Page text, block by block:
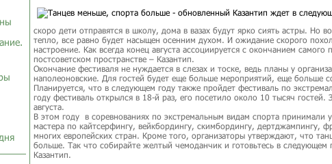
скоро дети отправятся в школу, дома в вазах будут ярко сиять астры. Но
тепло, все равно будет насыщен осенним духом. И ожидание скорого
настроение. Как всегда конец августа ассоциируется с окончанием самого
постсоветском пространстве – Казантип.
Окончание фестиваля не нуждается в слезах и тоске, ведь планы у
наполеоновские. Для гостей будет еще больше мероприятий, еще больше
Планируется, что в следующем году также пройдет фестиваль по
году фестиваль открылся в 18-й раз, его посетило около 10 тысяч гостей.
августа.
В этом году в соревнованиях по экстремальным видам спорта принимали
мастера по кайтсерфингу, вейкбордингу, скимбордингу, дертджампингу,
многих европейских стран. Кроме того, организаторы утверждают, что
больше. Так что собирайте желтый чемоданчик и готовьтесь в следующем
Казантип.